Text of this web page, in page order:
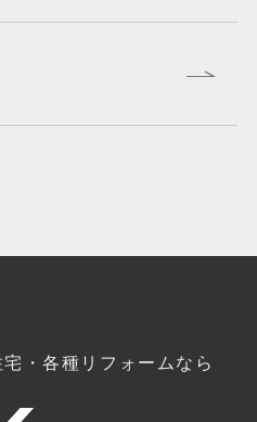
・各種リフォームなら